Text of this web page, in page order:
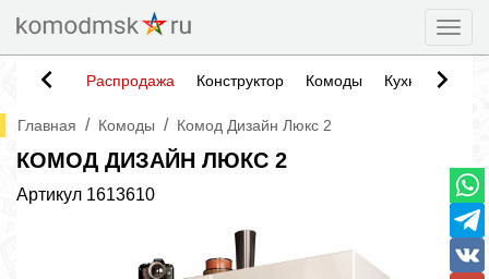
Распродажа Конструктор Комоды Кухни
Главная / Комоды / Комод Дизайн Люкс 2
КОМОД ДИЗАЙН ЛЮКС 2
Артикул 1613610